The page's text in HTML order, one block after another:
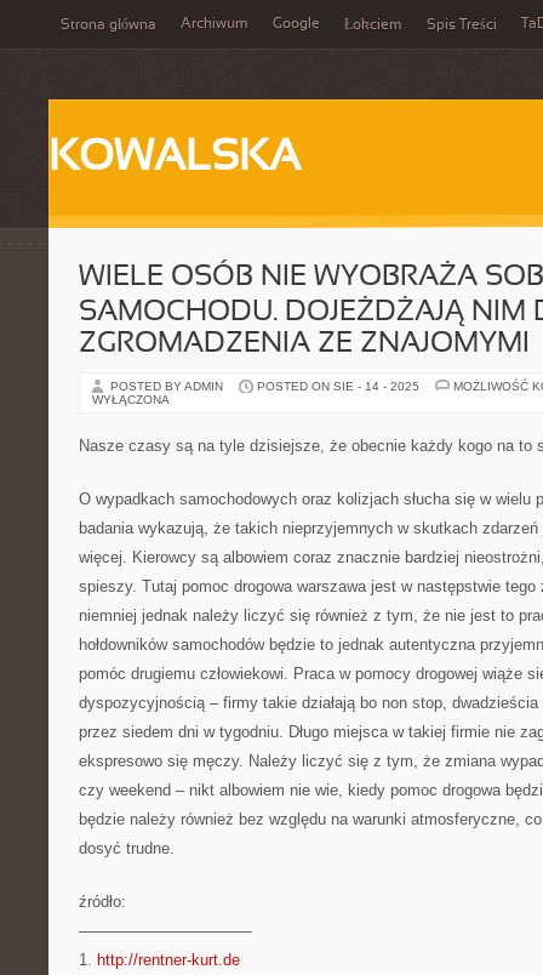
Strona główna Archiwum Google Łokciem Spis Treści
KOWALSKA
WIELE OSÓB NIE WYOBRAŻA
SAMOCHODU. DOJEŻDŻAJĄ NIM
ZGROMADZENIA ZE ZNAJOMYMI
POSTED BY ADMIN POSTED ON SIE - 14 - 2025
MOŻLIWOŚĆ
WYŁĄCZONA
Nasze czasy są na tyle dzisiejsze, że obecnie każdy kogo na to
O wypadkach samochodowych oraz kolizjach słucha się w wielu
badania wykazują, że takich nieprzyjemnych w skutkach
więcej. Kierowcy są albowiem coraz znacznie bardziej
spieszy. Tutaj pomoc drogowa warszawa jest w następstwie tego
niemniej jednak należy liczyć się również z tym, że nie jest to
hołdowników samochodów będzie to jednak autentyczna
pomóc drugiemu człowiekowi. Praca w pomocy drogowej wiąże
dyspozycyjnością – firmy takie działają bo non stop,
przez siedem dni w tygodniu. Długo miejsca w takiej firmie nie
ekspresowo się męczy. Należy liczyć się z tym, że zmiana
czy weekend – nikt albowiem nie wie, kiedy pomoc drogowa
będzie należy również bez względu na warunki atmosferyczne,
dosyć trudne.
źródło:
———————————
1. http://rentner-kurt.de